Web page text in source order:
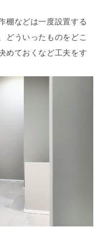
棚などは一度設置する
どういったものをどこ
めておくなど工夫をす